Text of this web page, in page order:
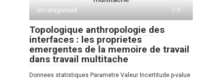
Uncategorised 0
Topologique anthropologie des
interfaces : les proprietes
emergentes de la memoire de travail
dans travail multitache
Donnees statistiques Parametre Valeur Incertitude p-value